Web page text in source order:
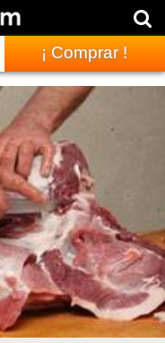
¡ Comprar !